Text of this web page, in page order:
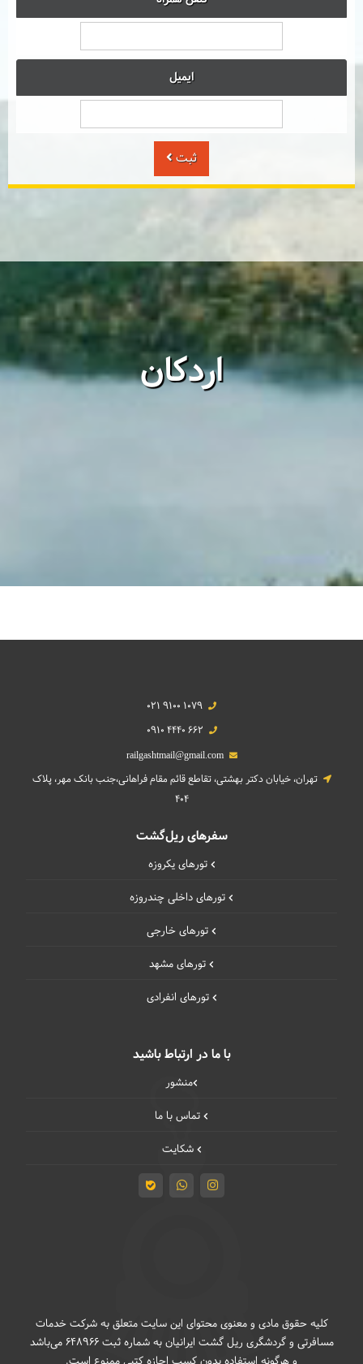
ایمیل
ثبت
اردکان
021 9100 1079
0910 4440 662
railgashtmail@gmail.com
تهران، خیابان دکتر بهشتی، تقاطع قائم مقام فراهانی،جنب بانک مهر، پلاک
404
سفرهای ریل‌گشت
تورهای یکروزه
تورهای داخلی چند‌روزه
تورهای خارجی
تورهای مشهد
تورهای انفرادی
با ما در ارتباط باشید
منشور
تماس با ما
شکایت
کلیه حقوق مادی و معنوی محتوای این سایت متعلق به شرکت خدمات
مسافرتی و گردشگری ریل گشت ایرانیان به شماره ثبت 648966 می‌باشد